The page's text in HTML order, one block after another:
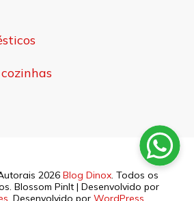
2026 Blog Dinox. Todos os
Blossom PinIt | Desenvolvido por
. Desenvolvido por WordPress